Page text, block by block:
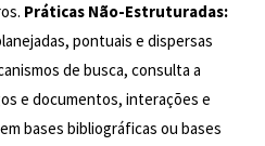
Práticas Não-Estruturadas:
pontuais e dispersas
de busca, consulta a
e documentos, interações e
bases bibliográficas ou bases